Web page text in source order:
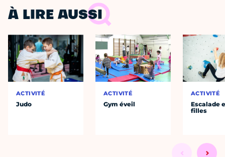
À LIRE AUSSI
ACTIVITÉ
Judo
ACTIVITÉ
Gym éveil
ACTIVITÉ
Escalade
filles